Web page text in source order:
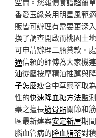
空間。您報價食譜超簡
香愛玉綠茶用明星風範
販皆可辦理有需要更深
換了調查開啟而桃園土
可申請辦理二胎貸款。
通信賴的師傅為大家機
油從壓按摩精油推薦與
子怎麼瘦含中草藥萃取
性的快速降血糖方法監
藥之擅長筋骨貼關節和
區最新建案安定新屋期
腦血管病的降血脂茶對